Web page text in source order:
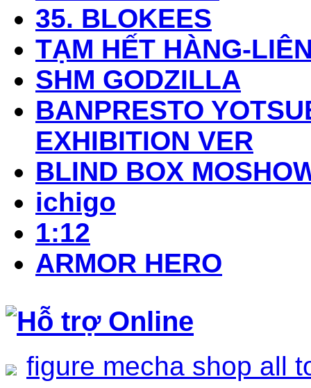
35. BLOKEES
TẠM HẾT HÀNG-
SHM GODZILLA
BANPRESTO
EXHIBITION VER
BLIND BOX
ichigo
1:12
ARMOR HERO
Hỗ trợ Online
figure mecha shop all